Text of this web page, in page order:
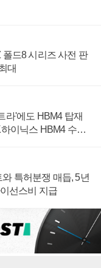
드8 시리즈 사전 판
대
라'에도 HBM4 탑재
이닉스 HBM4 수율
특허분쟁 매듭, 5년
선스비 지급